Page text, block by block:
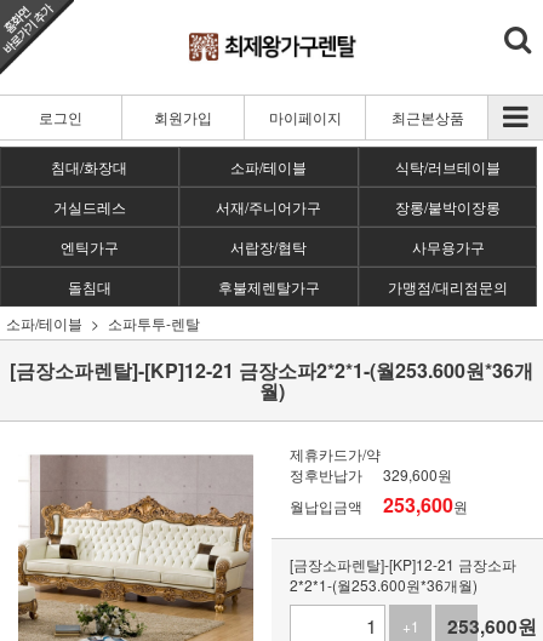
로그인 회원가입 마이페이지 최근본상품
침대/화장대 소파/테이블
식탁/러브테이블
거실드레스
서재/주니어가구
장롱/붙박이장롱
엔틱가구
서랍장/협탁
사무용가구
돌침대
후불제렌탈가구
가맹점/대리점문의
소파/테이블
소파투투-렌탈
[금장소파렌탈]-[KP]12-21 금장소파2*2*1-(월253.600원*36개
월)
제휴카드가/약
정후반납가
329,600원
월납입금액
253,600원
[금장소파렌탈]-[KP]12-21 금장소파
2*2*1-(월253.600원*36개월)
+1
-1
253,600원